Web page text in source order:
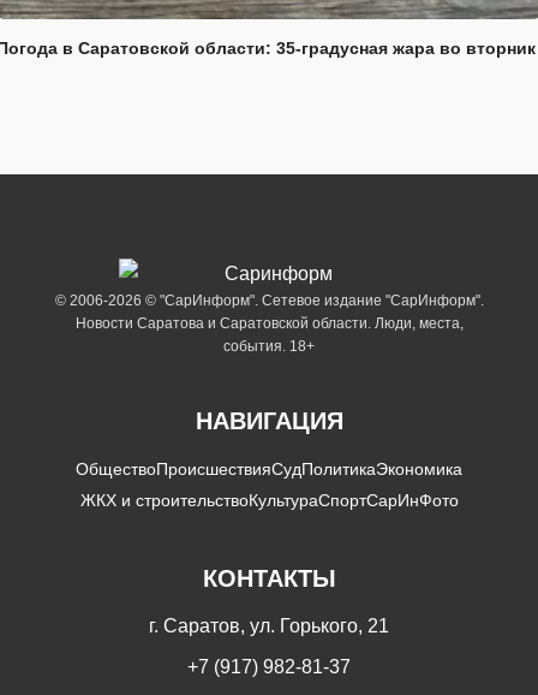
в Саратовской области: 35-градусная жара во вторник
© 2006-2026 © "СарИнформ". Сетевое издание "СарИнформ".
Новости Саратова и Саратовской области. Люди, места,
события. 18+
НАВИГАЦИЯ
ОбществоПроисшествияСудПолитикаЭкономика
ЖКХ и строительствоКультураСпортСарИнФото
КОНТАКТЫ
г. Саратов, ул. Горького, 21
+7 (917) 982-81-37